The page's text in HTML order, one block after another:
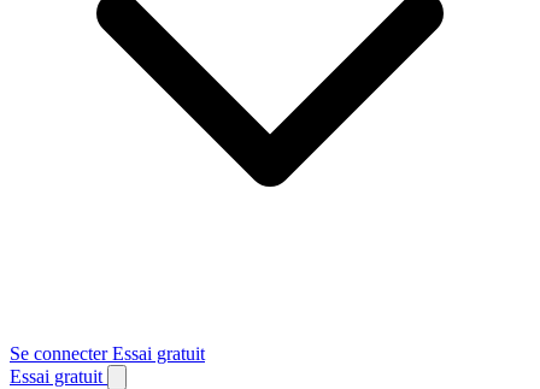
Se connecterEssai gratuit
Essai gratuit